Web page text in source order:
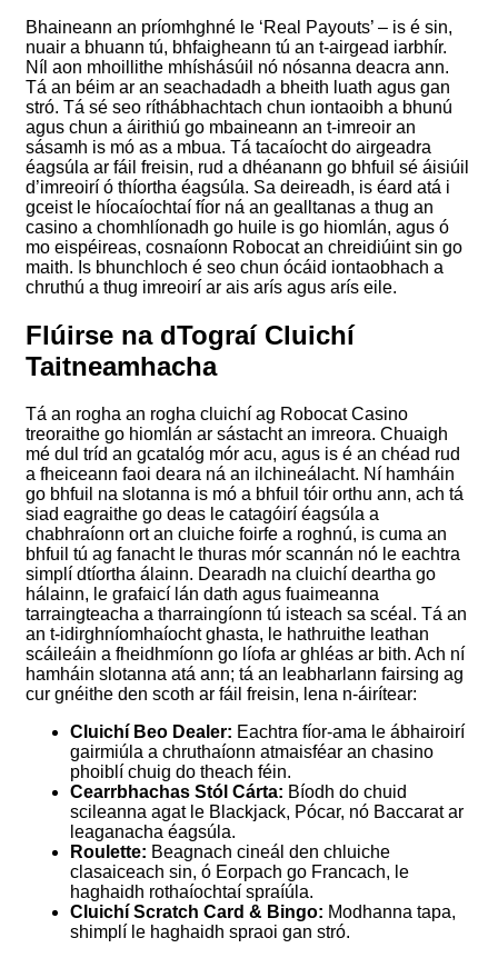
Bhaineann an príomhghné le ‘Real Payouts’ – is é sin,
nuair a bhuann tú, bhfaigheann tú an t-airgead iarbhír.
Níl aon mhoillithe mhíshásúil nó nósanna deacra ann.
Tá an béim ar an seachadadh a bheith luath agus gan
stró. Tá sé seo ríthábhachtach chun iontaoibh a bhunú
agus chun a áirithiú go mbaineann an t-imreoir an
sásamh is mó as a mbua. Tá tacaíocht do airgeadra
éagsúla ar fáil freisin, rud a dhéanann go bhfuil sé áisiúil
d’imreoirí ó thíortha éagsúla. Sa deireadh, is éard atá i
gceist le híocaíochtaí fíor ná an gealltanas a thug an
casino a chomhlíonadh go huile is go hiomlán, agus ó
mo eispéireas, cosnaíonn Robocat an chreidiúint sin go
maith. Is bhunchloch é seo chun ócáid iontaobhach a
chruthú a thug imreoirí ar ais arís agus arís eile.
Flúirse na dTograí Cluichí
Taitneamhacha
Tá an rogha an rogha cluichí ag Robocat Casino
treoraithe go hiomlán ar sástacht an imreora. Chuaigh
mé dul tríd an gcatalóg mór acu, agus is é an chéad rud
a fheiceann faoi deara ná an ilchineálacht. Ní hamháin
go bhfuil na slotanna is mó a bhfuil tóir orthu ann, ach tá
siad eagraithe go deas le catagóirí éagsúla a
chabhraíonn ort an cluiche foirfe a roghnú, is cuma an
bhfuil tú ag fanacht le thuras mór scannán nó le eachtra
simplí dtíortha álainn. Dearadh na cluichí deartha go
hálainn, le grafaicí lán dath agus fuaimeanna
tarraingteacha a tharraingíonn tú isteach sa scéal. Tá an
an t-idirghníomhaíocht ghasta, le hathruithe leathan
scáileáin a fheidhmíonn go líofa ar ghléas ar bith. Ach ní
hamháin slotanna atá ann; tá an leabharlann fairsing ag
cur gnéithe den scoth ar fáil freisin, lena n-áirítear:
Cluichí Beo Dealer: Eachtra fíor-ama le ábhairoirí
gairmiúla a chruthaíonn atmaisféar an chasino
phoiblí chuig do theach féin.
Cearrbhachas Stól Cárta: Bíodh do chuid
scileanna agat le Blackjack, Pócar, nó Baccarat ar
leaganacha éagsúla.
Roulette: Beagnach cineál den chluiche
clasaiceach sin, ó Eorpach go Francach, le
haghaidh rothaíochtaí spraíúla.
Cluichí Scratch Card & Bingo: Modhanna tapa,
shimplí le haghaidh spraoi gan stró.